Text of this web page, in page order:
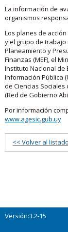
La información de
organismos
Los planes de
y el grupo de
Planeamiento y
Finanzas (MEF), el
Instituto Nacional de
Información Pública
de Ciencias Sociales
(Red de Gobierno
Por información
www.agesic.gub.uy
<< Volver al
Versión:3.2-15